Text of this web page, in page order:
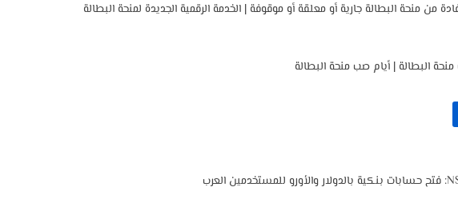
من منحة البطالة جارية أو معلقة أو موقوفة | الخدمة الرقمية الجديدة لمنحة البطالة
البطالة | أيام صب منحة البطالة